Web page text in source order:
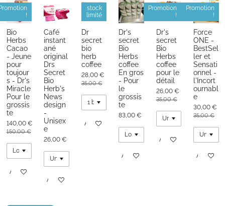
!
Bio
Herbs
Cacao
- Jeune
pour
toujour
s - Dr's
Miracle
Pour le
grossis
te
140,00 €
150,00 €
Ajouter au panier
Café
instant
ané
original
Drs
Secret
Bio
Herb's
News
design
-
Unisex
e
26,00 €
Ajouter au panier
stock
limité
Dr
secret
bio
herb
coffee
28,00 €
35,00 €
Ajouter au panier
Dr's
secret
Bio
Herbs
coffee
En gros
- Pour
le
grossis
te
83,00 €
Ajouter au panier
Promotion
!
Dr's
secret
Bio
Herbs
coffee
pour le
détail
26,00 €
35,00 €
Ajouter au panier
Promotion
!
Force
ONE -
BestSel
ler et
Sensati
onnel -
l'Incort
ournabl
e
30,00 €
35,00 €
Ajouter